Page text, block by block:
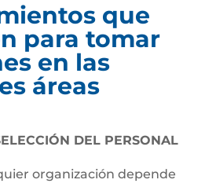
que
para tomar
en las
áreas
DEL PERSONAL
organización depende